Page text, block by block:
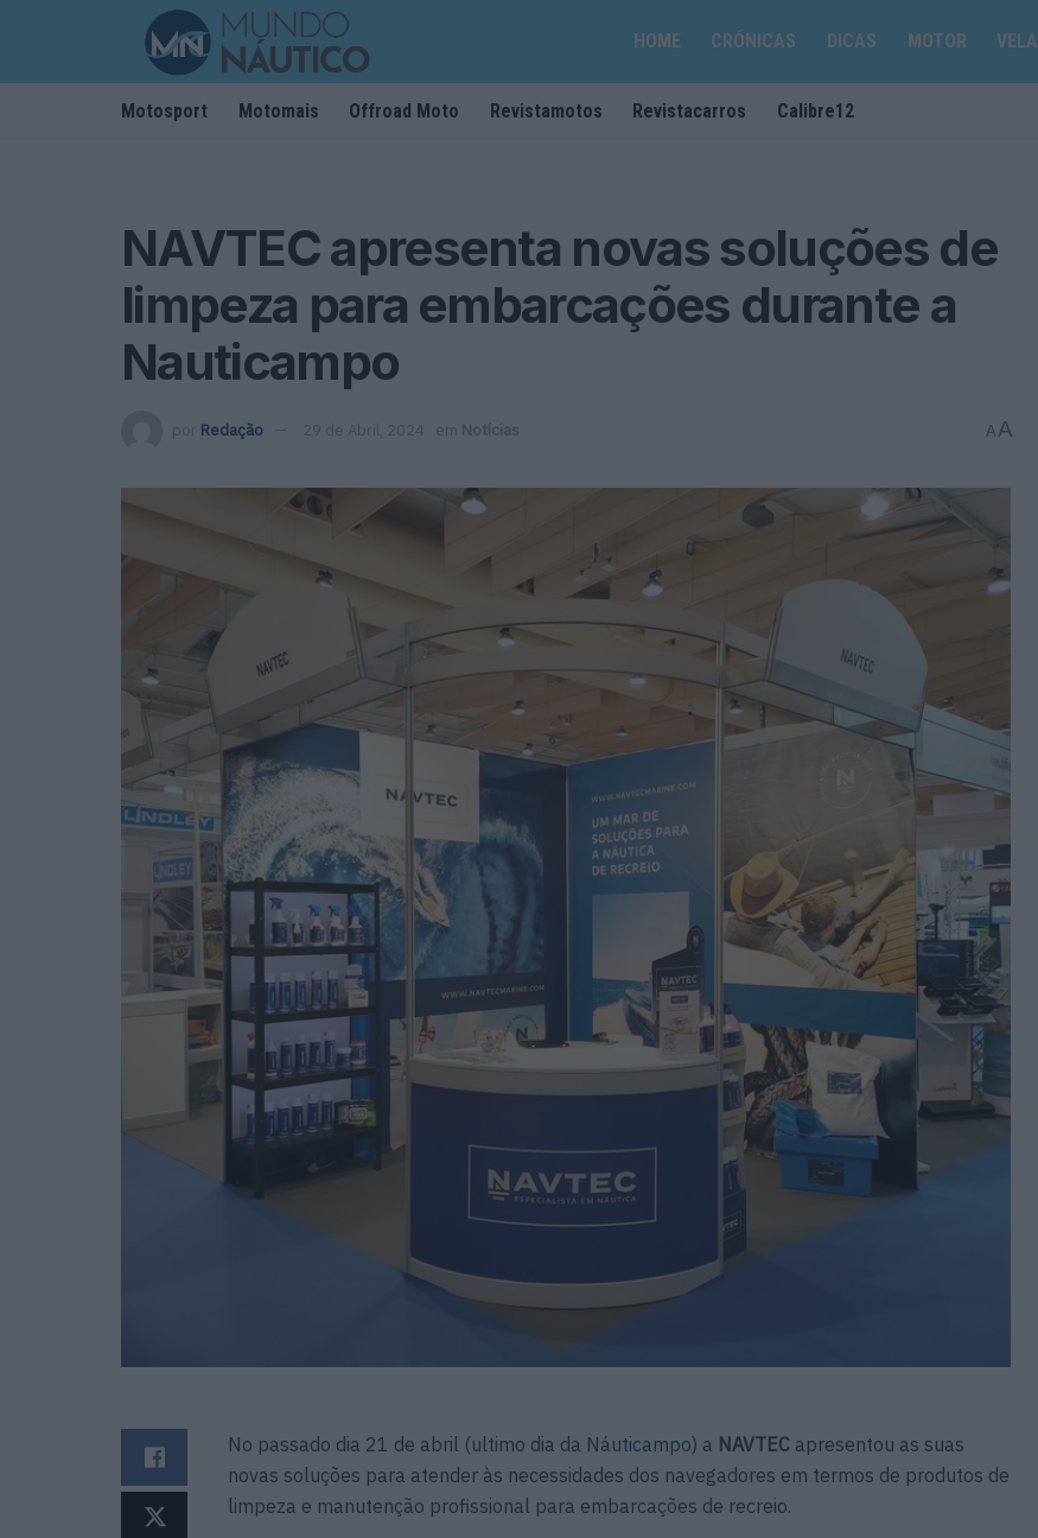
HOME CRÓNICAS DICAS MOTOR VELA
Motosport Motomais Offroad Moto Revistamotos Revistacarros Calibre12
NAVTEC apresenta novas soluções de
limpeza para embarcações durante a
Nauticampo
por Redação 29 de Abril, 2024 em Notícias AA
No passado dia 21 de abril (ultimo dia da Náuticampo) a NAVTEC apresentou as suas
novas soluções para atender às necessidades dos navegadores em termos de produtos de
limpeza e manutenção profissional para embarcações de recreio.